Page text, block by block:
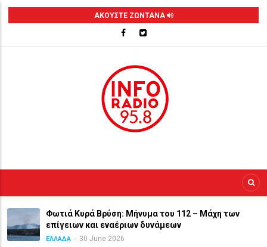
Skip
content
ΑΚΟΥΣΤΕ ΖΩΝΤΑΝΑ
Φωτιά Κυρά Βρύση: Μήνυμα του 112 – Μάχη των
επίγειων και εναέριων δυνάμεων
ΕΛΛΑΔΑ 30 June 2026